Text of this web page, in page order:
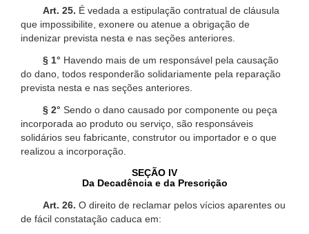
Art. 25. É vedada a estipulação contratual de cláusula
que impossibilite, exonere ou atenue a obrigação de
indenizar prevista nesta e nas seções anteriores.
§ 1° Havendo mais de um responsável pela causação
do dano, todos responderão solidariamente pela reparação
prevista nesta e nas seções anteriores.
§ 2° Sendo o dano causado por componente ou peça
incorporada ao produto ou serviço, são responsáveis
solidários seu fabricante, construtor ou importador e o que
realizou a incorporação.
SEÇÃO IV
Da Decadência e da Prescrição
Art. 26. O direito de reclamar pelos vícios aparentes ou
de fácil constatação caduca em: